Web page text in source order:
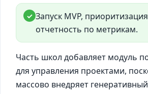
✓ Запуск MVP,
отчетность по метрикам.
Часть школ добавляет модуль
для управления проектами,
массово внедряет